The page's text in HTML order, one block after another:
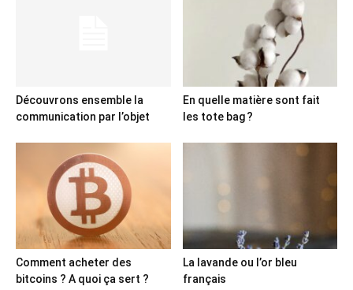
Découvrons ensemble la
communication par l’objet
En quelle matière sont fait
les tote bag ?
Comment acheter des
bitcoins ? A quoi ça sert ?
La lavande ou l’or bleu
français